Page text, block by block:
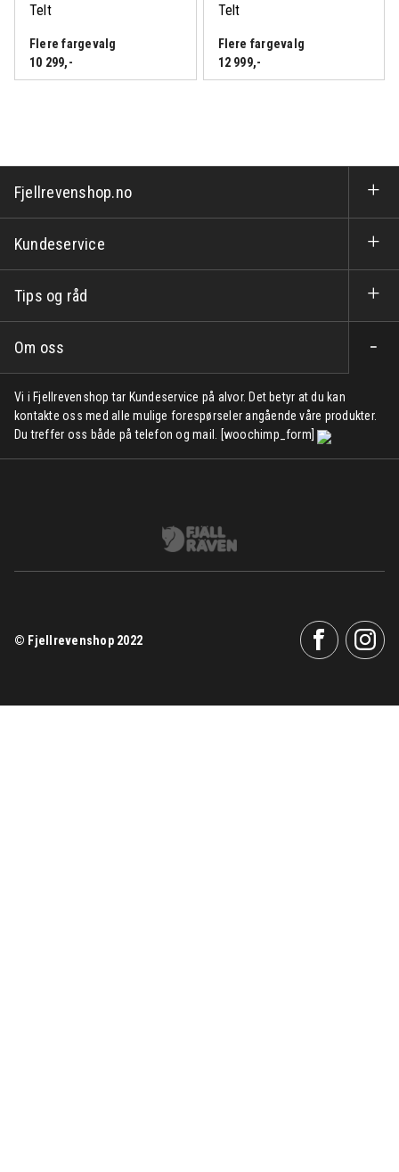
Telt
Flere fargevalg
10 299,-
Telt
Flere fargevalg
12 999,-
Fjellrevenshop.no
Kundeservice
Tips og råd
Om oss
Vi i Fjellrevenshop tar Kundeservice på alvor. Det betyr at du kan
kontakte oss med alle mulige forespørseler angående våre produkter.
Du treffer oss både på telefon og mail. [woochimp_form]
© Fjellrevenshop 2022